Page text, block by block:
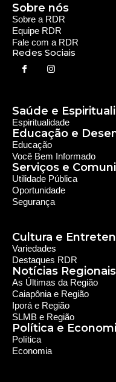
Sobre a RDR
Equipe RDR
Fale com a RDR
Redes Sociais
Sobre nós
Saúde e
Espiritualidade
Educação e
Educação
Você Bem Informado
Serviços e
Utilidade Pública
Oportunidade
Segurança
Cultura e
Política e
Notícias Regionais
Política
Economia
As Últimas da Região
Caiapônia e Região
Iporá e Região
SLMB e Região
Variedades
Destaques RDR